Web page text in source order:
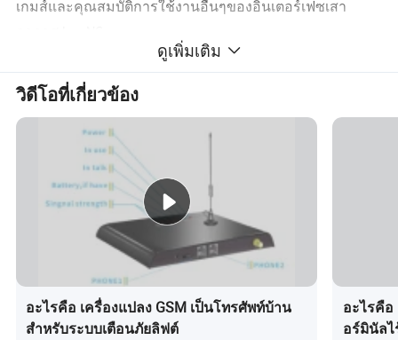
เกมส์และคุณสมบัติการใช้งานอื่นๆของอินเตอร์เฟซเสา
8 เชื่อมต่อเสาอากาศภายในอาคารและเสาอากาศภายนอก
อาคารสำรองแบตเตอรี่
ข้อมูลจำเพาะ :
CDMA2000 1X 1X RTTT
ความถี่ในการทำงาน : การอัปลิงค์ 824MHz ~ 849MHz
จอแสดงผล LCD: 64 × 128 จุดเมทริกซ์
ดาวน์ลิงค์ : 869MHz ~ 894MHz
อินเตอร์เฟซภายนอก : USB Type A ( ตัวเมีย );
อินเตอร์เฟซแหล่งจ่ายไฟ : คอนเนคเตอร์เดี่ยว ;
อินเตอร์เฟซการ์ด R-UIM: อินเตอร์เฟซการ์ด 6 PIN R-UIM
ดูเพิ่มเติม
วิดีโอที่เกี่ยวข้อง
อะไรคือ เครื่องแปลง GSM เป็นโทรศัพท์บ้าน
สำหรับระบบเตือนภัยลิฟต์
อะไรคือ
อร์มินัล